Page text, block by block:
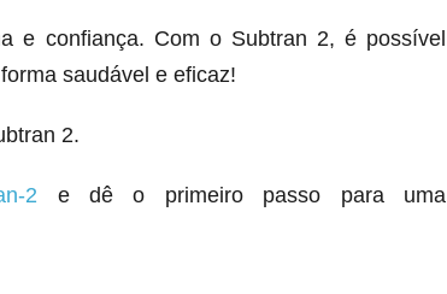
e confiança. Com o Subtran 2, é possível
saudável e eficaz!
2.
2 e dê o primeiro passo para uma